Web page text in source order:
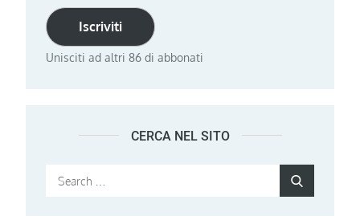
Iscriviti
Unisciti ad altri 86 di abbonati
CERCA NEL SITO
Search